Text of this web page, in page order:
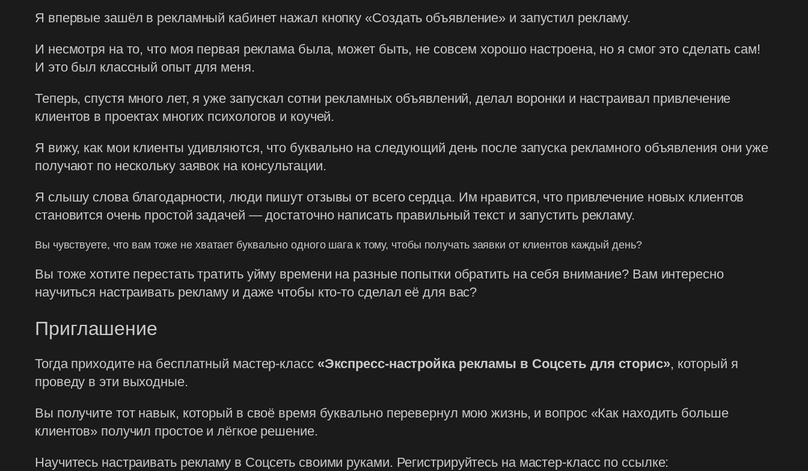
Я впервые зашёл в рекламный кабинет нажал кнопку «Создать объявление» и запустил рекламу.
И несмотря на то, что моя первая реклама была, может быть, не совсем хорошо настроена, но я смог это сделать сам!
И это был классный опыт для меня.
Теперь, спустя много лет, я уже запускал сотни рекламных объявлений, делал воронки и настраивал привлечение
клиентов в проектах многих психологов и коучей.
Я вижу, как мои клиенты удивляются, что буквально на следующий день после запуска рекламного объявления они уже
получают по нескольку заявок на консультации.
Я слышу слова благодарности, люди пишут отзывы от всего сердца. Им нравится, что привлечение новых клиентов
становится очень простой задачей — достаточно написать правильный текст и запустить рекламу.
Вы чувствуете, что вам тоже не хватает буквально одного шага к тому, чтобы получать заявки от клиентов каждый день?
Вы тоже хотите перестать тратить уйму времени на разные попытки обратить на себя внимание? Вам интересно
научиться настраивать рекламу и даже чтобы кто-то сделал её для вас?
Приглашение
Тогда приходите на бесплатный мастер-класс «Экспресс-настройка рекламы в Соцсеть для сторис», который я
проведу в эти выходные.
Вы получите тот навык, который в своё время буквально перевернул мою жизнь, и вопрос «Как находить больше
клиентов» получил простое и лёгкое решение.
Научитесь настраивать рекламу в Соцсеть своими руками. Регистрируйтесь на мастер-класс по ссылке: